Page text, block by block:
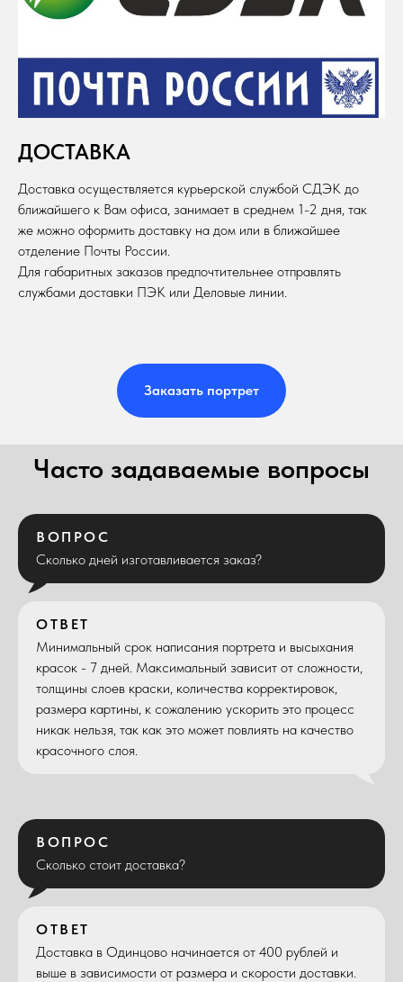
ДОСТАВКА
Доставка осуществляется курьерской службой СДЭК до
ближайшего к Вам офиса, занимает в среднем 1-2 дня, так
же можно оформить доставку на дом или в ближайшее
отделение Почты России.
Для габаритных заказов предпочтительнее отправлять
службами доставки ПЭК или Деловые линии.
Заказать портрет
Часто задаваемые вопросы
ВОПРОС
Сколько дней изготавливается заказ?
ОТВЕТ
Минимальный срок написания портрета и высыхания
красок - 7 дней. Максимальный зависит от сложности,
толщины слоев краски, количества корректировок,
размера картины, к сожалению ускорить это процесс
никак нельзя, так как это может повлиять на качество
красочного слоя.
ВОПРОС
Сколько стоит доставка?
ОТВЕТ
Доставка в Одинцово начинается от 400 рублей и
выше в зависимости от размера и скорости доставки.